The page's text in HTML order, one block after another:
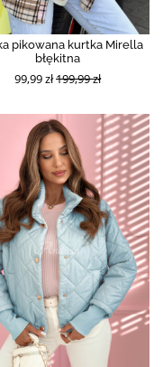
pikowana kurtka Mirella
błękitna
99,99 zł199,99 zł